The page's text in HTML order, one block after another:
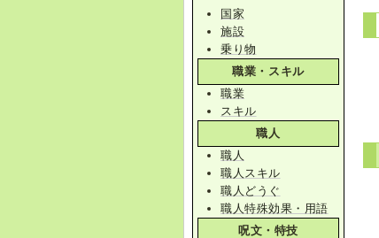
国家
施設
乗り物
職業・スキル
職業
スキル
職人
職人
職人スキル
職人どうぐ
職人特殊効果・用語
呪文・特技